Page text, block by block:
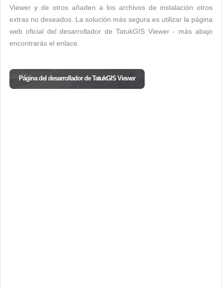
Viewer y de otros añaden a los archivos de instalación otros
extras no deseados. La solución más segura es utilizar la página
web oficial del desarrollador de TatukGIS Viewer - más abajo
encontrarás el enlace.
Página del desarrollador de TatukGIS Viewer